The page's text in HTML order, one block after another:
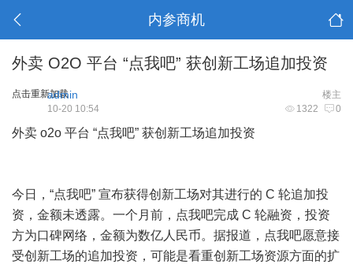
内参商机
外卖 O2O 平台 “点我吧” 获创新工场追加投资
点击重新加载 楼主
admin
1322 0
10-20 10:54
外卖 o2o 平台 “点我吧” 获创新工场追加投资
今日，“点我吧” 宣布获得创新工场对其进行的 C 轮追加投
资，金额未透露。一个月前，点我吧完成 C 轮融资，投资
方为口碑网络，金额为数亿人民币。据报道，点我吧愿意接
受创新工场的追加投资，可能是看重创新工场资源方面的扩